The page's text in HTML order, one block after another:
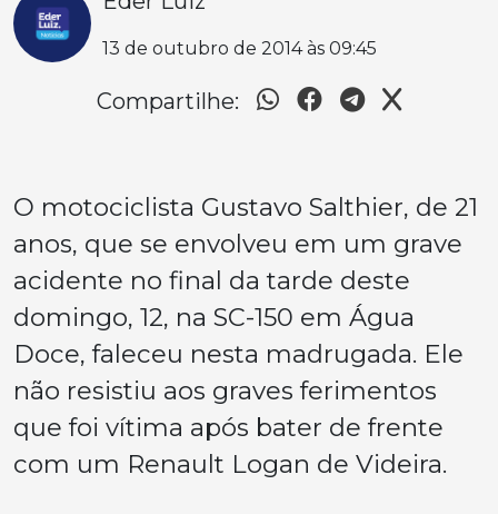
13 de outubro de 2014 às 09:45
Compartilhe:
O motociclista Gustavo Salthier, de 21
anos, que se envolveu em um grave
acidente no final da tarde deste
domingo, 12, na SC-150 em Água
Doce, faleceu nesta madrugada. Ele
não resistiu aos graves ferimentos
que foi vítima após bater de frente
com um Renault Logan de Videira.